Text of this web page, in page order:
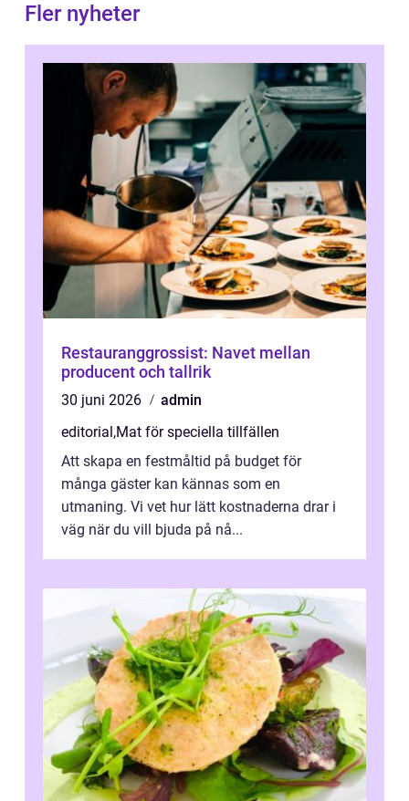
Fler nyheter
Restauranggrossist: Navet mellan
producent och tallrik
30 juni 2026
admin
editorial,Mat för speciella tillfällen
Att skapa en festmåltid på budget för
många gäster kan kännas som en
utmaning. Vi vet hur lätt kostnaderna drar i
väg när du vill bjuda på nå...